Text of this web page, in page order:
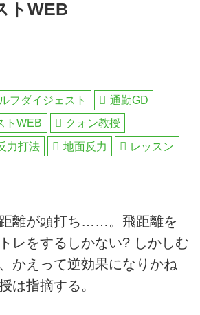
トWEB
フダイジェスト
通勤GD
トWEB
クォン教授
力打法 地面反力
レッスン
距離が頭打ち……。飛距離を
レをするしかない? しかしむ
かえって逆効果になりかね
は指摘する。